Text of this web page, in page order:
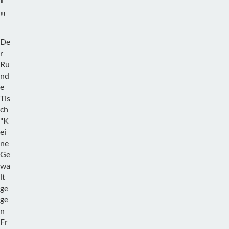
"
De
r
Ru
nd
e
Tis
ch
"K
ei
ne
Ge
wa
lt
ge
ge
n
Fr